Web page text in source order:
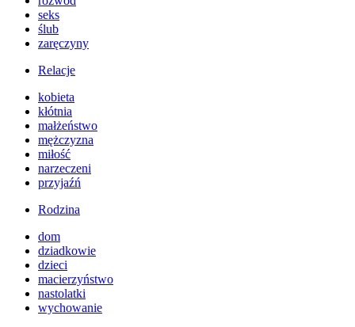
seks
ślub
zaręczyny
Relacje
kobieta
kłótnia
małżeństwo
mężczyzna
miłość
narzeczeni
przyjaźń
Rodzina
dom
dziadkowie
dzieci
macierzyństwo
nastolatki
wychowanie